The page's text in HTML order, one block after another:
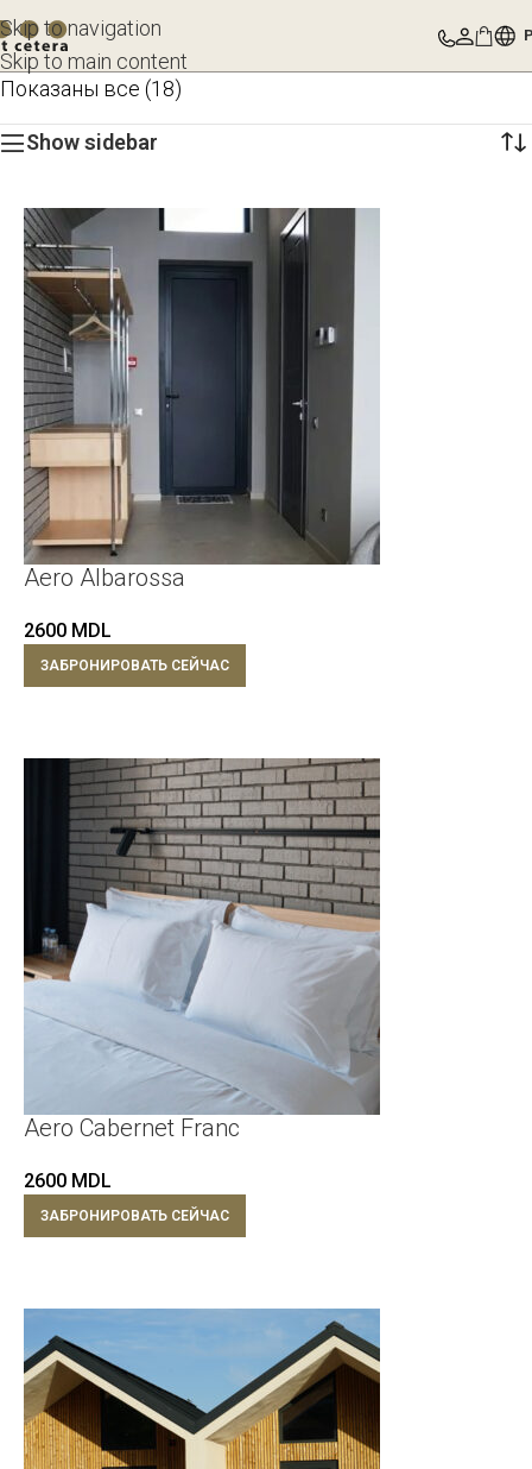
Skip to navigation
Skip to main content
Показаны все (18)
Show sidebar
Aero Albarossa
2600 MDL
ЗАБРОНИРОВАТЬ СЕЙЧАС
Aero Cabernet Franc
2600 MDL
ЗАБРОНИРОВАТЬ СЕЙЧАС